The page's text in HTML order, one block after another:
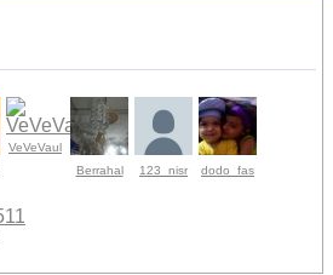
VeVeVaul
Berrahal
123_nisr dodo_fas